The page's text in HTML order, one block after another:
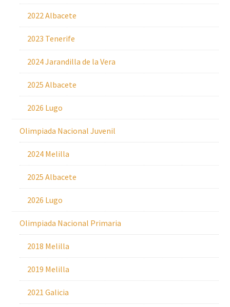
2022 Albacete
2023 Tenerife
2024 Jarandilla de la Vera
2025 Albacete
2026 Lugo
Olimpiada Nacional Juvenil
2024 Melilla
2025 Albacete
2026 Lugo
Olimpiada Nacional Primaria
2018 Melilla
2019 Melilla
2021 Galicia